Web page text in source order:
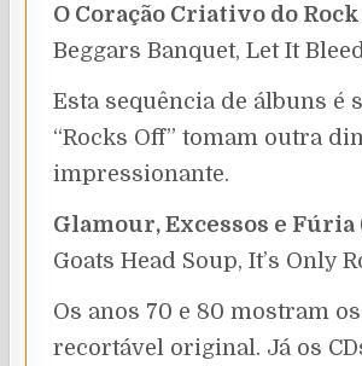
O Coração Criativo do Rock
Beggars Banquet, Let It
Esta sequência de álbuns é
“Rocks Off” tomam outra
impressionante.
Glamour, Excessos e Fúria
Goats Head Soup, It’s Only
Os anos 70 e 80 mostram
recortável original. Já os